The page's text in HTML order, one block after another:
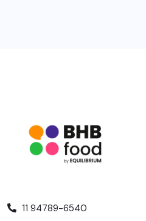
11 94789-6540